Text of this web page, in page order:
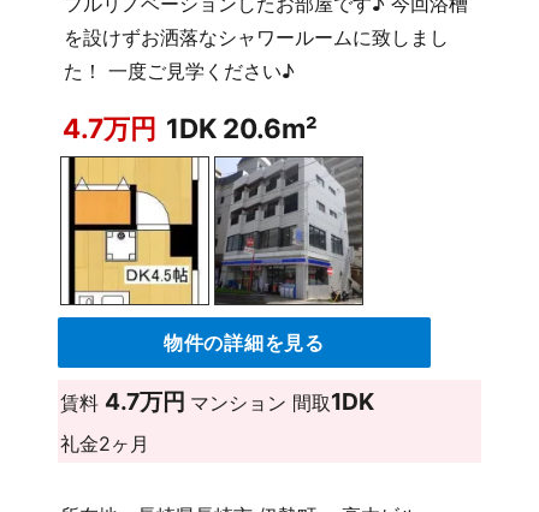
を設けずお洒落なシャワールームに致しまし
た！ 一度ご見学ください♪
4.7万円 1DK 20.6m²
物件の詳細を見る
賃料 4.7万円 マンション 間取1DK
礼金2ヶ月